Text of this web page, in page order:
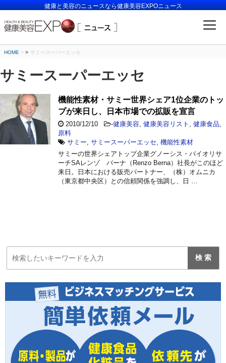
健康と美容のニュースなら健康美容EXPOニュース
HOME > サミースーパーエッセ
サミースーパーエッセ
機能性素材・サミー世界シェア1位企業のトッ
プが来日し、日本市場での拡販を宣言
2010/12/10 -健康美容 健康美容リスト 健康食品
原料
サミー サミースーパーエッセ 機能性素材
サミーの世界シェアトップ企業グノーシス・バイオリサ
ーチSAレンゾ バーナ（Renzo Berna）社長がこのほど
来日。日本における販売パートナー、（株）オムニカ
（東京都中央区）との信頼関係を強調し、日 …